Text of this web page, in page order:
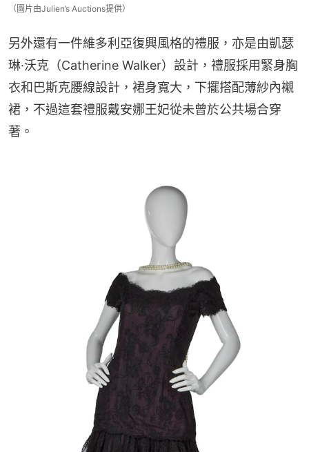
（圖片由Julien’s Auctions提供）
另外還有一件維多利亞復興風格的禮服，亦是由凱瑟
琳·沃克（Catherine Walker）設計，禮服採用緊身胸
衣和巴斯克腰線設計，裙身寬大，下擺搭配薄紗內襯
裙，不過這套禮服戴安娜王妃從未曾於公共場合穿
著。